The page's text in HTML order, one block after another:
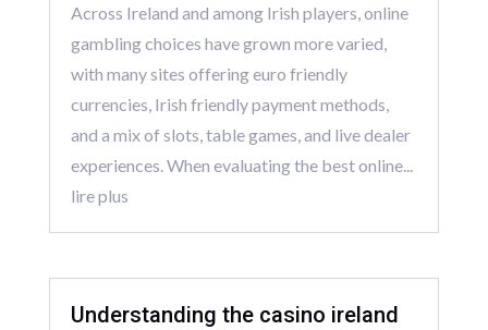
Across Ireland and among Irish players, online
gambling choices have grown more varied,
with many sites offering euro friendly
currencies, Irish friendly payment methods,
and a mix of slots, table games, and live dealer
experiences. When evaluating the best online...
lire plus
Understanding the casino ireland